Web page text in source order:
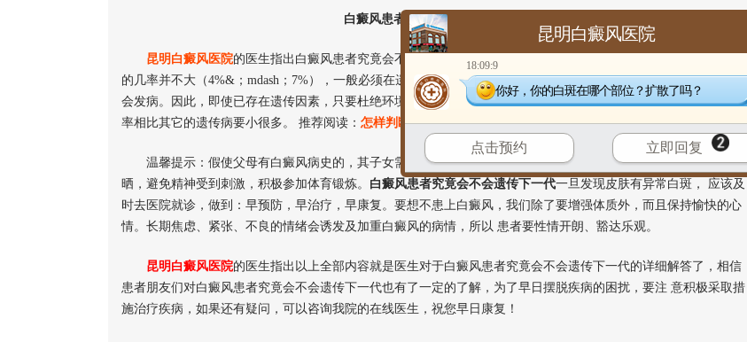
白癜风患者究竟会不会遗传下一代
昆明白癜风医院的医生指出白癜风患者究竟会不会遗传下一代的问题：白癜风与遗传有一定的关系，但是遗传
的几率并不大（4%&；mdash；7%），一般必须在遗传因素和环境因素（生活方式、精神状态灯）都 具备的条件才
会发病。因此，即使已存在遗传因素，只要杜绝环境因素的影响，也可控制发病。所以，白癜风遗传给下一代的机
率相比其它的遗传病要小很多。 推荐阅读： 怎样判断是否患上了白癜风
温馨提示：假使父母有白癜风病史的，其子女需要多加注意环境因素的影响，应该做到生活有规律，避免暴
晒，避免精神受到刺激，积极参加体育锻炼。 白癜风患者究竟会不会遗传下一代一旦发现皮肤有异常白斑， 应该及
时去医院就诊，做到：早预防，早治疗，早康复。要想不患上白癜风，我们除了要增强体质外，而且保持愉快的心
情。长期焦虑、紧张、不良的情绪会诱发及加重白癜风的病情，所以 患者要性情开朗、豁达乐观。
昆明白癜风医院的医生指出以上全部内容就是医生对于白癜风患者究竟会不会遗传下一代的详细解答了，相信
患者朋友们对白癜风患者究竟会不会遗传下一代也有了一定的了解，为了早日摆脱疾病的困扰，要注 意积极采取措
施治疗疾病，如果还有疑问，可以咨询我院的在线医生，祝您早日康复！
昆明白癜风医院
18:09:9
你好，你的白斑在哪个部位？扩散了吗？
点击预约 立即回复